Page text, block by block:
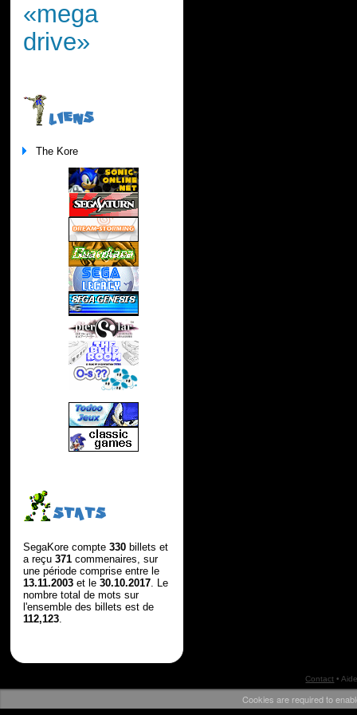
«mega
drive»
LIENS
The Kore
STATS
SegaKore compte 330billets et
a reçu 371commenaires, sur
une période comprise entre le
13.11.2003et le 30.10.2017. Le
nombre total de mots sur
l'ensemble des billets est de
112,123.
Contact •
Cookies are required to